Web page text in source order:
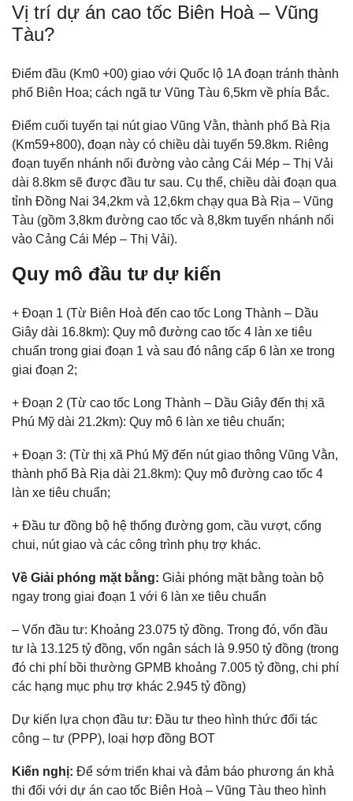
Vị trí dự án cao tốc Biên Hoà – Vũng
Tàu?
Điểm đầu (Km0 +00) giao với Quốc lộ 1A đoạn tránh thành
phố Biên Hoa; cách ngã tư Vũng Tàu 6,5km về phía Bắc.
Điểm cuối tuyến tại nút giao Vũng Vằn, thành phố Bà Rịa
(Km59+800), đoạn này có chiều dài tuyến 59.8km. Riêng
đoạn tuyến nhánh nối đường vào cảng Cái Mép – Thị Vải
dài 8.8km sẽ được đầu tư sau. Cụ thể, chiều dài đoạn qua
tỉnh Đồng Nai 34,2km và 12,6km chạ̣y qua Bà Rịa – Vũng
Tàu (gồm 3,8km đường cao tốc và 8,8km tuyến nhánh nối
vào Cảng Cái Mép – Thị Vải).
Quy mô đầu tư dự kiến
+ Đoạn 1 (Từ Biên Hoà đến cao tốc Long Thành – Dầu
Giây dài 16.8km): Quy mô đường cao tốc 4 làn xe tiêu
chuẩn trong giai đoạn 1 và sau đó nâng cấp 6 làn xe trong
giai đoạn 2;
+ Đoạn 2 (Từ cao tốc Long Thành – Dầu Giây đến thị xã
Phú Mỹ dài 21.2km): Quy mô 6 làn xe tiêu chuẩn;
+ Đoạn 3: (Từ thị xã Phú Mỹ đến nút giao thông Vũng Vằn,
thành phố Bà Rịa dài 21.8km): Quy mô đường cao tốc 4
làn xe tiêu chuẩn;
+ Đầu tư đồng bộ hệ thống đường gom, cầu vượt, cống
chui, nút giao và các công trình phụ trợ khác.
Về Giải phóng mặt bằng: Giải phóng mặt bằng toàn bộ
ngay trong giai đoạn 1 với 6 làn xe tiêu chuẩn
– Vốn đầu tư: Khoảng 23.075 tỷ đồng. Trong đó, vốn đầu
tư là 13.125 tỷ đồng, vốn ngân sách là 9.950 tỷ đồng (trong
đó chi phí bồi thường GPMB khoảng 7.005 tỷ đồng, chi phí
các hạng mục phụ trợ khác 2.945 tỷ đồng)
Dự kiến lựa chọn đầu tư: Đầu tư theo hình thức đối tác
công – tư (PPP), loại hợp đồng BOT
Kiến nghị: Để sớm triển khai và đảm báo phương án khả
thi đối với dự án cao tốc Biên Hoà – Vũng Tàu theo hình